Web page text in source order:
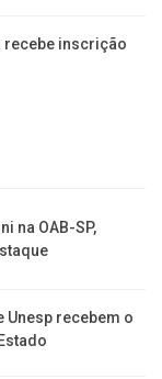
recebe inscrição
na OAB-SP,
Unesp recebem o